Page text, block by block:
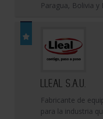
Paragua, Bolivia y
LLEAL S.A.U.
Fabricante de
para la industria